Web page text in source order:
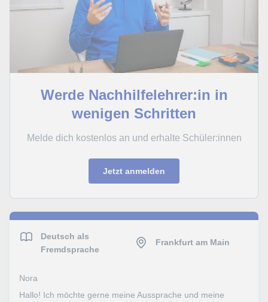
Werde Nachhilfelehrer:in in
wenigen Schritten
Melde dich kostenlos an und erhalte Schüler:innen
Jetzt anmelden
Deutsch als
Fremdsprache
Frankfurt am Main
Nora
Hallo! Ich möchte gerne meine Aussprache und meine